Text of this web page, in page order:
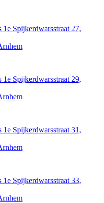
1e Spijkerdwarsstraat 27,
1e Spijkerdwarsstraat 29,
1e Spijkerdwarsstraat 31,
1e Spijkerdwarsstraat 33,